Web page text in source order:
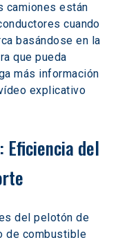
camiones están
cuando
basándose en la
que pueda
más información
explicativo
Eficiencia del
del pelotón de
de combustible